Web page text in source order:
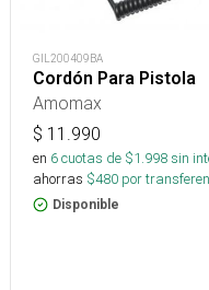
GIL200409BA
Cordón Para Pistola
Amomax
$ 11.990
en 6cuotas de $1.998sin
ahorras $480 por
Disponible